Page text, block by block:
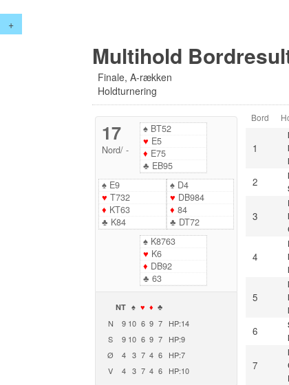
+
Multihold
Finale, A-rækken
Holdturnering
17
Nord/-
♠BT52
♥ E5
♦ E75
♣ EB95
♠ E9
♥ T732
♦ KT63
♣ K84
♠D4
♥ DB984
♦ 84
♣ DT72
♠K8763
♥ K6
♦ DB92
♣ 63
NT ♠ ♥ ♦ ♣
N 9 10 6 9 7
HP:14
S
9 10 6 9 7
HP:9
Ø
4 3 7 4 6
HP:7
V
4 3 7 4 6 HP:10
Bord
1
2
3
4
5
6
7